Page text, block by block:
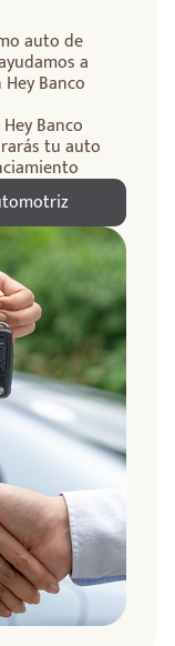
auto de
a
Banco
Banco
tu auto